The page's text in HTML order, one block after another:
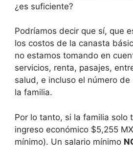
¿es suficiente?
Podríamos decir que sí, que
los costos de la canasta
no estamos tomando en
servicios, renta, pasajes,
salud, e incluso el número
la familia.
Por lo tanto, si la familia solo
ingreso económico $5,255
mínimo). Un salario mínimo